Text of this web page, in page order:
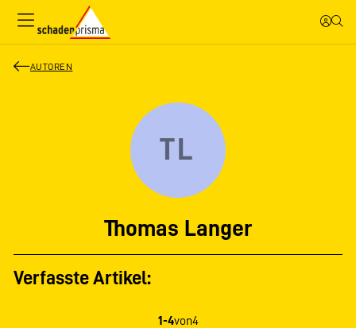
AUTOREN
TL
Thomas Langer
Verfasste Artikel:
1-4von4